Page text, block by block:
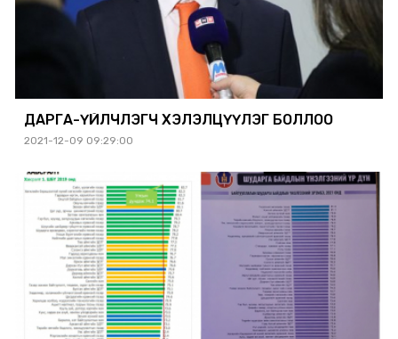
ДАРГА-ҮЙЛЧЛЭГЧ ХЭЛЭЛЦҮҮЛЭГ БОЛЛОО
2021-12-09 09:29:00